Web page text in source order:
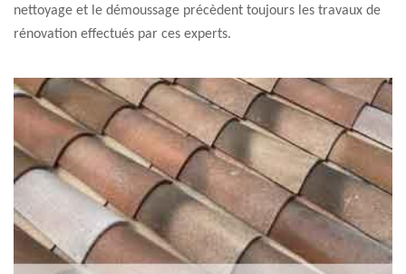
nettoyage et le démoussage précèdent toujours les travaux de
rénovation effectués par ces experts.